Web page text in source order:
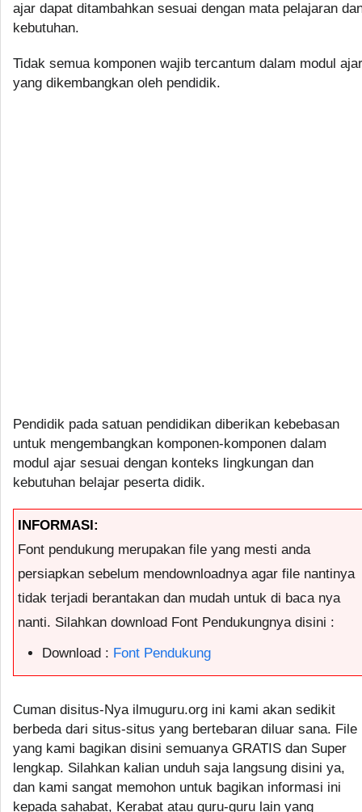
ajar dapat ditambahkan sesuai dengan mata pelajaran
kebutuhan.
Tidak semua komponen wajib tercantum dalam modul ajar
yang dikembangkan oleh pendidik.
Pendidik pada satuan pendidikan diberikan kebebasan
untuk mengembangkan komponen-komponen dalam
modul ajar sesuai dengan konteks lingkungan dan
kebutuhan belajar peserta didik.
INFORMASI:
Font pendukung merupakan file yang mesti anda
persiapkan sebelum mendownloadnya agar file nantinya
tidak terjadi berantakan dan mudah untuk di baca nya
nanti. Silahkan download Font Pendukungnya disini :
Download : Font Pendukung
Cuman disitus-Nya ilmuguru.org ini kami akan sedikit
berbeda dari situs-situs yang bertebaran diluar sana. File
yang kami bagikan disini semuanya GRATIS dan Super
lengkap. Silahkan kalian unduh saja langsung disini ya,
dan kami sangat memohon untuk bagikan informasi ini
kepada sahabat, Kerabat atau guru-guru lain yang